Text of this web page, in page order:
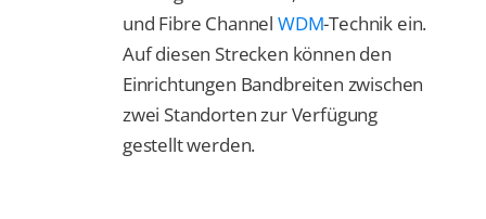
und Fibre Channel WDM-Technik ein.
Auf diesen Strecken können den
Einrichtungen Bandbreiten zwischen
zwei Standorten zur Verfügung
gestellt werden.